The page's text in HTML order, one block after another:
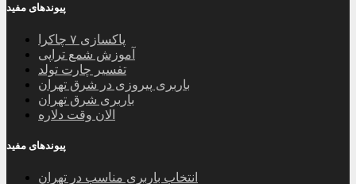
پیوندهای مفید
پاکسازی ۷ چاکرا
آموزش شمع تراپی
تفسیر چارت تولد
باربری پیروزی در شرق تهران
باربری شرق تهران
الان وقت دلاره
پیوندهای مفید
انتخاب باربری مناسب در تهران